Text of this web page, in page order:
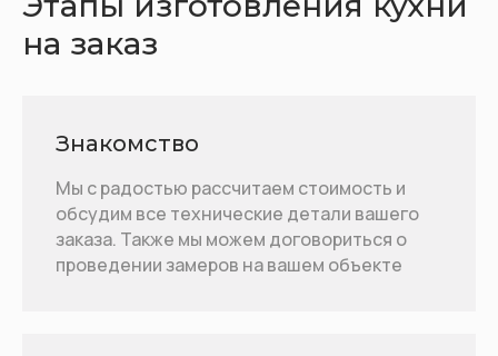
на заказ
Знакомство
Мы с радостью рассчитаем стоимость и
обсудим все технические детали вашего
заказа. Также мы можем договориться о
проведении замеров на вашем объекте